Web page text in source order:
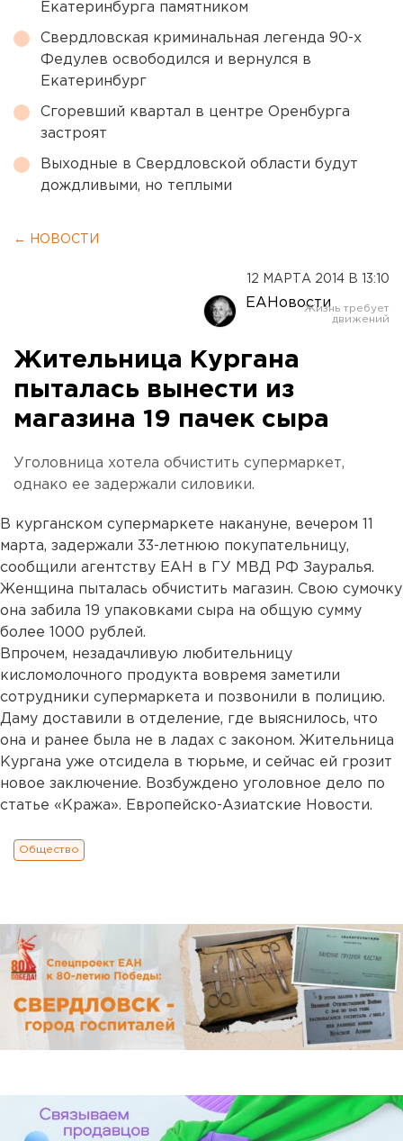
Екатеринбурга памятником
Свердловская криминальная легенда 90-х
Федулев освободился и вернулся в
Екатеринбург
Сгоревший квартал в центре Оренбурга
застроят
Выходные в Свердловской области будут
дождливыми, но теплыми
← НОВОСТИ
12 МАРТА 2014 В 13:10
ЕАНовости
Жительница Кургана
пыталась вынести из
магазина 19 пачек сыра
Уголовница хотела обчистить супермаркет,
однако ее задержали силовики.
В курганском супермаркете накануне, вечером 11
марта, задержали 33-летнюю покупательницу,
сообщили агентству ЕАН в ГУ МВД РФ Зауралья.
Женщина пыталась обчистить магазин. Свою сумочку
она забила 19 упаковками сыра на общую сумму
более 1000 рублей.
Впрочем, незадачливую любительницу
кисломолочного продукта вовремя заметили
сотрудники супермаркета и позвонили в полицию.
Даму доставили в отделение, где выяснилось, что
она и ранее была не в ладах с законом. Жительница
Кургана уже отсидела в тюрьме, и сейчас ей грозит
новое заключение. Возбуждено уголовное дело по
статье «Кража». Европейско-Азиатские Новости.
Общество